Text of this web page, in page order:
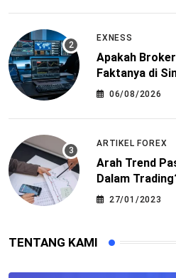
EXNESS
Apakah
Faktanya di
06/08/2026
ARTIKEL FOREX
Arah Trend
Dalam
27/01/2023
TENTANG KAMI